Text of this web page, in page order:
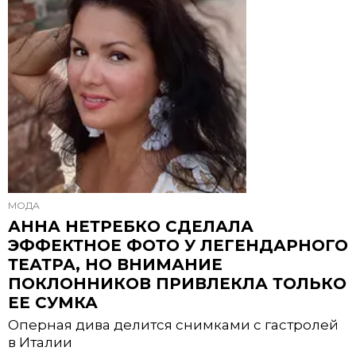
МОДА
АННА НЕТРЕБКО СДЕЛАЛА
ЭФФЕКТНОЕ ФОТО У ЛЕГЕНДАРНОГО
ТЕАТРА, НО ВНИМАНИЕ
ПОКЛОННИКОВ ПРИВЛЕКЛА ТОЛЬКО
ЕЕ СУМКА
Оперная дива делится снимками с гастролей
в Италии